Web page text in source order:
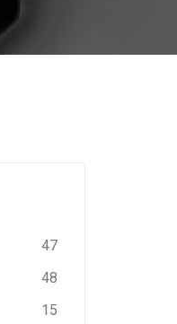
47
48
15